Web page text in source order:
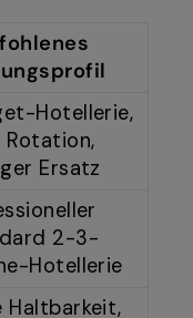
Hotellerie,
Rotation,
Ersatz
2-3-
Hotellerie
Haltbarkeit,